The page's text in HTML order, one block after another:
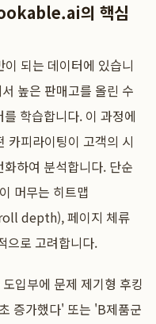
의 핵심
되는 데이터에 있습니
높은 판매고를 올린 수
학습합니다. 이 과정에
카피라이팅이 고객의 시
하여 분석합니다. 단순
머무는 히트맵
depth), 페이지 체류
으로 고려합니다.
입부에 문제 제기형 후킹
증가했다' 또는 'B제품군